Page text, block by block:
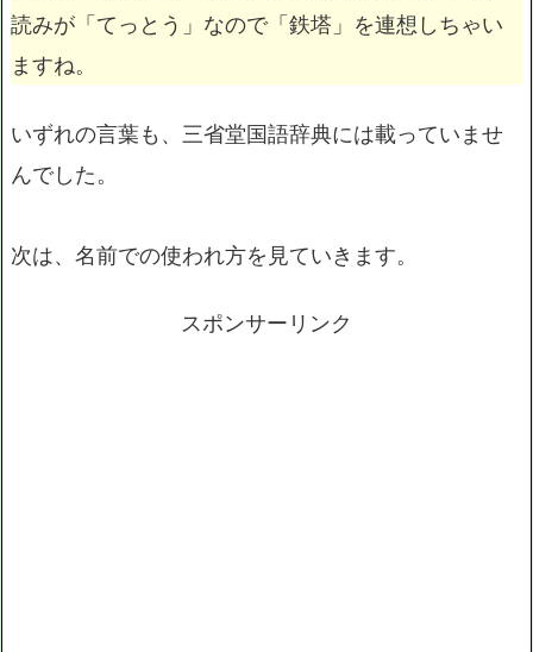
読みが「てっとう」なので「鉄塔」を連想しちゃい
ますね。
いずれの言葉も、三省堂国語辞典には載っていませ
んでした。
次は、名前での使われ方を見ていきます。
スポンサーリンク